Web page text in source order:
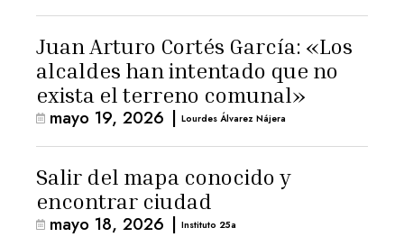
Juan Arturo Cortés García: «Los
alcaldes han intentado que no
exista el terreno comunal»
mayo 19, 2026 | Lourdes Álvarez Nájera
Salir del mapa conocido y
encontrar ciudad
mayo 18, 2026 | Instituto 25a